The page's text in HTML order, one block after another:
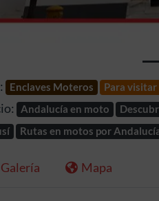
Enclaves Moteros Para
Andalucía en moto
Rutas en motos por
Galería Mapa